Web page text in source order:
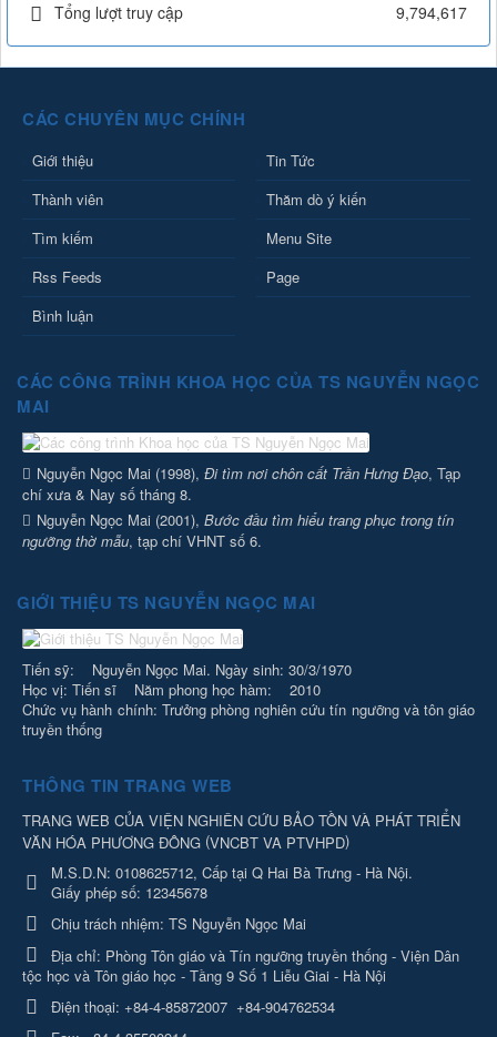
Tổng lượt truy cập
9,794,617
CÁC CHUYÊN MỤC CHÍNH
Giới thiệu
Tin Tức
Thành viên
Thăm dò ý kiến
Tìm kiếm
Menu Site
Rss Feeds
Page
Bình luận
CÁC CÔNG TRÌNH KHOA HỌC CỦA TS NGUYỄN NGỌC
MAI
Nguyễn Ngọc Mai (1998), Đi tìm nơi chôn cất Trần Hưng Đạo, Tạp
chí xưa & Nay số tháng 8.
Nguyễn Ngọc Mai (2001), Bước đầu tìm hiểu trang phục trong tín
ngưỡng thờ mẫu, tạp chí VHNT số 6.
GIỚI THIỆU TS NGUYỄN NGỌC MAI
Tiến sỹ: Nguyễn Ngọc Mai. Ngày sinh: 30/3/1970
Học vị: Tiến sĩ Năm phong học hàm: 2010
Chức vụ hành chính: Trưởng phòng nghiên cứu tín ngưỡng và tôn giáo
truyền thống
THÔNG TIN TRANG WEB
TRANG WEB CỦA VIỆN NGHIÊN CỨU BẢO TỒN VÀ PHÁT TRIỂN
VĂN HÓA PHƯƠNG ĐÔNG (VNCBT VA PTVHPD)
M.S.D.N: 0108625712, Cấp tại Q Hai Bà Trưng - Hà Nội.
Giấy phép số: 12345678
Chịu trách nhiệm: TS Nguyễn Ngọc Mai
Địa chỉ: Phòng Tôn giáo và Tín ngưỡng truyền thống - Viện Dân
tộc học và Tôn giáo học - Tầng 9 Số 1 Liễu Giai - Hà Nội
Điện thoại: +84-4-85872007 +84-904762534